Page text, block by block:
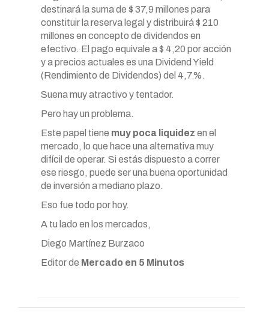
destinará la suma de $ 37,9 millones para
constituir la reserva legal y distribuirá $ 210
millones en concepto de dividendos en
efectivo. El pago equivale a $ 4,20 por acción
y a precios actuales es una Dividend Yield
(Rendimiento de Dividendos) del 4,7%.
Suena muy atractivo y tentador.
Pero hay un problema.
Este papel tiene muy poca liquidez en el
mercado, lo que hace una alternativa muy
difícil de operar. Si estás dispuesto a correr
ese riesgo, puede ser una buena oportunidad
de inversión a mediano plazo.
Eso fue todo por hoy.
A tu lado en los mercados,
Diego Martínez Burzaco
Editor de Mercado en 5 Minutos